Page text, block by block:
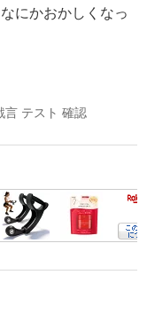
にかおかしくなっ
言 テスト 確認